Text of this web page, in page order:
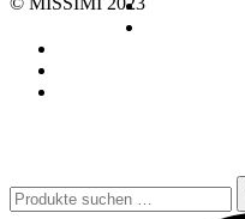
Suchen
nach: